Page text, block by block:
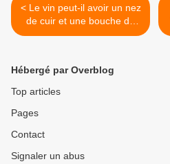
< Le vin peut-il avoir un nez
de cuir et une bouche de
vache ? Merci aux beaux
dégustation de me
Hébergé par Overblog
Top articles
Pages
Contact
Signaler un abus